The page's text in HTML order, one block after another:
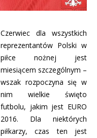
Czerwiec dla wszystkich
reprezentantów Polski w
piłce nożnej jest
miesiącem szczególnym –
wszak rozpoczyna się w
nim wielkie święto
futbolu, jakim jest EURO
2016. Dla niektórych
piłkarzy, czas ten jest